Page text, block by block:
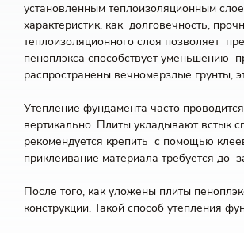
установленным теплоизоляционным
характеристик, как долговечность,
теплоизоляционного слоя позволяет
пеноплэкса способствует уменьшению
распространены вечномерзлые грунты,
Утепление фундамента часто
вертикально. Плиты укладывают встык
рекомендуется крепить с помощью
приклеивание материала требуется до
После того, как уложены плиты
конструкции. Такой способ утепления